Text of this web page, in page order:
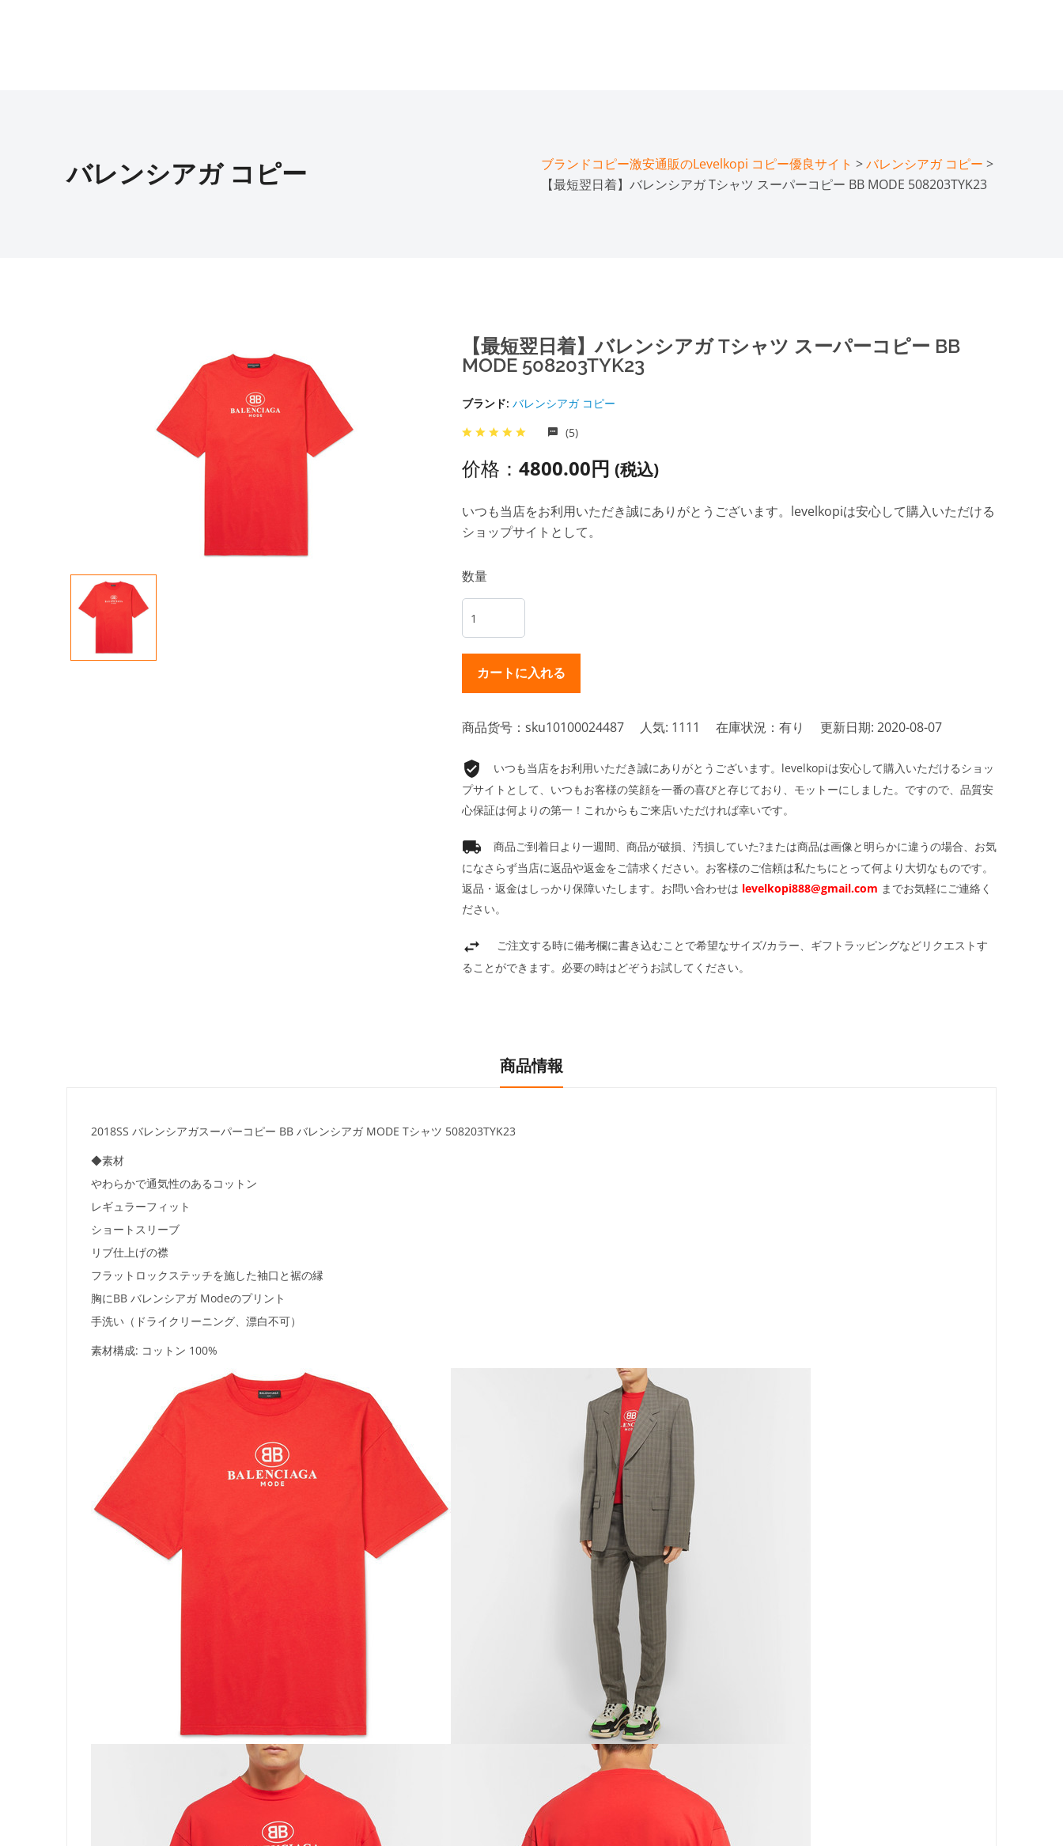
バレンシアガ コピー ブランドコピー激安通販のLevelkopi コピー優良サイト >バレンシアガ コピー >
【最短翌日着】バレンシアガ Tシャツ スーパーコピー BB MODE 508203TYK23
【最短翌日着】バレンシアガ Tシャツ スーパーコピー BB
MODE 508203TYK23
ブランド: バレンシアガ コピー
(5)
价格： 4800.00円 (税込)
いつも当店をお利用いただき誠にありがとうございます。levelkopiは安心して購入いただける
ショップサイトとして。
数量
商品货号：sku10100024487 人気: 1111 在庫状況：有り 更新日期: 2020-08-07
いつも当店をお利用いただき誠にありがとうございます。levelkopiは安心して購入いただけるショッ
プサイトとして、いつもお客様の笑顔を一番の喜びと存じており、モットーにしました。ですので、品質安
心保証は何よりの第一！これからもご来店いただければ幸いです。
商品ご到着日より一週間、商品が破損、汚損していた?または商品は画像と明らかに違うの場合、お気
になさらず当店に返品や返金をご請求ください。お客様のご信頼は私たちにとって何より大切なものです。
返品・返金はしっかり保障いたします。お問い合わせは levelkopi888@gmail.com までお気軽にご連絡く
ださい。
ご注文する時に備考欄に書き込むことで希望なサイズ/カラー、ギフトラッピングなどリクエストす
ることができます。必要の時はどぞうお試してください。
商品情報
2018SS バレンシアガスーパーコピー BB バレンシアガ MODE Tシャツ 508203TYK23
◆素材
やわらかで通気性のあるコットン
レギュラーフィット
ショートスリーブ
リブ仕上げの襟
フラットロックステッチを施した袖口と裾の縁
胸にBB バレンシアガ Modeのプリント
手洗い（ドライクリーニング、漂白不可）
素材構成: コットン 100%